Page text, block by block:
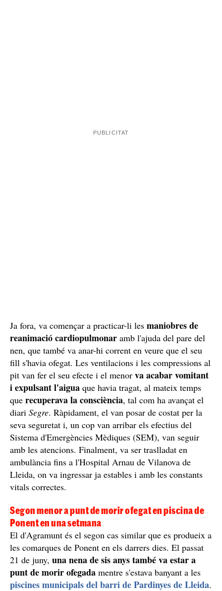
Ja fora, va començar a practicar-li les maniobres de
reanimació cardiopulmonar amb l'ajuda del pare del
nen, que també va anar-hi corrent en veure que el seu
fill s'havia ofegat. Les ventilacions i les compressions al
pit van fer el seu efecte i el menor va acabar vomitant
i expulsant l'aigua que havia tragat, al mateix temps
que recuperava la consciència, tal com ha avançat el
diari Segre. Ràpidament, el van posar de costat per la
seva seguretat i, un cop van arribar els efectius del
Sistema d'Emergències Mèdiques (SEM), van seguir
amb les atencions. Finalment, va ser traslladat en
ambulància fins a l'Hospital Arnau de Vilanova de
Lleida, on va ingressar ja estables i amb les constants
vitals correctes.
Segon menor a punt de morir ofegat en piscina de
Ponent en una setmana
El d'Agramunt és el segon cas similar que es produeix a
les comarques de Ponent en els darrers dies. El passat
21 de juny, una nena de sis anys també va estar a
punt de morir ofegada mentre s'estava banyant a les
piscines municipals del barri de Pardinyes de Lleida.